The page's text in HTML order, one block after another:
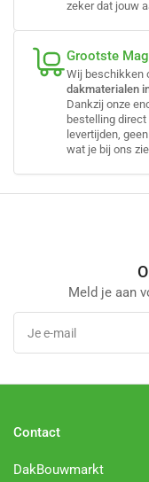
zeker dat jouw
Grootste
Wij beschikken
dakmaterialen
Dankzij onze
bestelling direct
levertijden,
wat je bij ons
Meld je aan
Je
mail
Contact
DakBouwmarkt